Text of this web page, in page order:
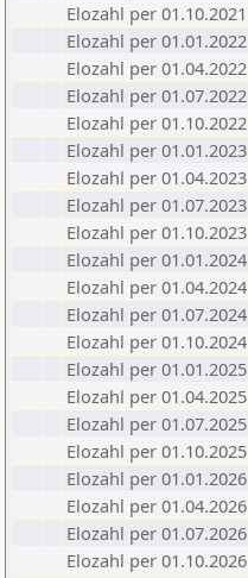
Elozahl per 01.10.2021
Elozahl per 01.01.2022
Elozahl per 01.04.2022
Elozahl per 01.07.2022
Elozahl per 01.10.2022
Elozahl per 01.01.2023
Elozahl per 01.04.2023
Elozahl per 01.07.2023
Elozahl per 01.10.2023
Elozahl per 01.01.2024
Elozahl per 01.04.2024
Elozahl per 01.07.2024
Elozahl per 01.10.2024
Elozahl per 01.01.2025
Elozahl per 01.04.2025
Elozahl per 01.07.2025
Elozahl per 01.10.2025
Elozahl per 01.01.2026
Elozahl per 01.04.2026
Elozahl per 01.07.2026
Elozahl per 01.10.2026